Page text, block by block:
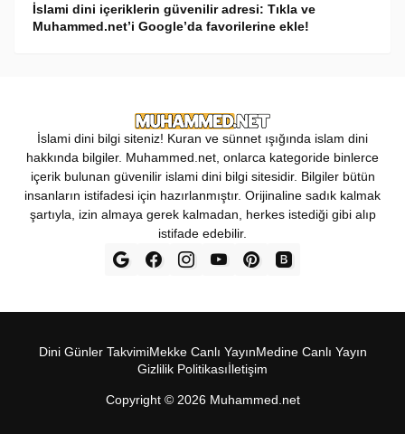
İslami dini içeriklerin güvenilir adresi: Tıkla ve
Muhammed.net’i Google’da favorilerine ekle!
İslami dini bilgi siteniz! Kuran ve sünnet ışığında islam dini
hakkında bilgiler. Muhammed.net, onlarca kategoride binlerce
içerik bulunan güvenilir islami dini bilgi sitesidir. Bilgiler bütün
insanların istifadesi için hazırlanmıştır. Orijinaline sadık kalmak
şartıyla, izin almaya gerek kalmadan, herkes istediği gibi alıp
istifade edebilir.
Copyright © 2026 Muhammed.net
Dini Günler TakvimiMekke Canl‎ı Yay‎ınMedine Canl‎ı Yayı‎n
Gizlilik Politikas‎ıİletişim